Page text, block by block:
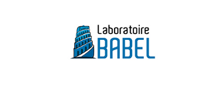
LABORATOIRE